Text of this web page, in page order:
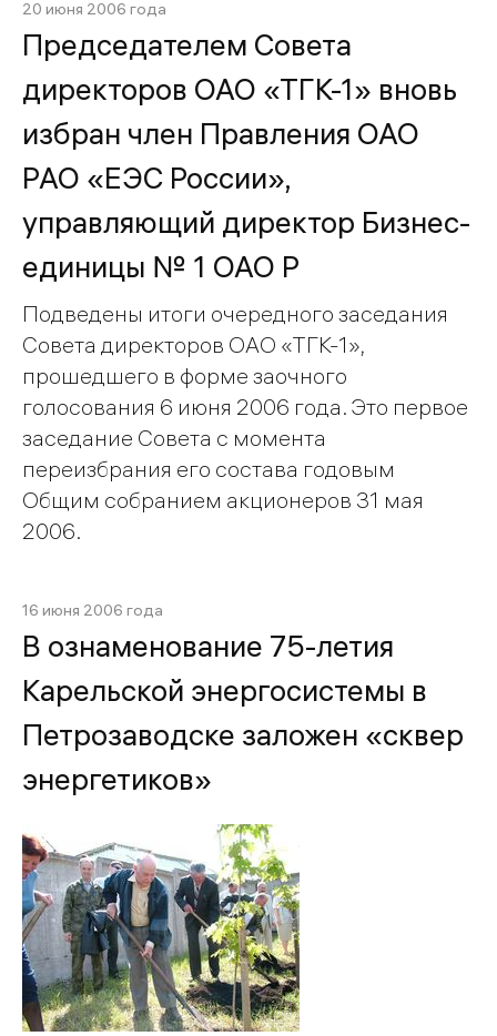
20 июня 2006 года
Председателем Совета
директоров ОАО «ТГК-1» вновь
избран член Правления ОАО
РАО «ЕЭС России»,
управляющий директор Бизнес-
единицы № 1 ОАО Р
Подведены итоги очередного заседания
Совета директоров ОАО «ТГК-1»,
прошедшего в форме заочного
голосования 6 июня 2006 года. Это первое
заседание Совета с момента
переизбрания его состава годовым
Общим собранием акционеров 31 мая
2006.
16 июня 2006 года
В ознаменование 75-летия
Карельской энергосистемы в
Петрозаводске заложен «сквер
энергетиков»